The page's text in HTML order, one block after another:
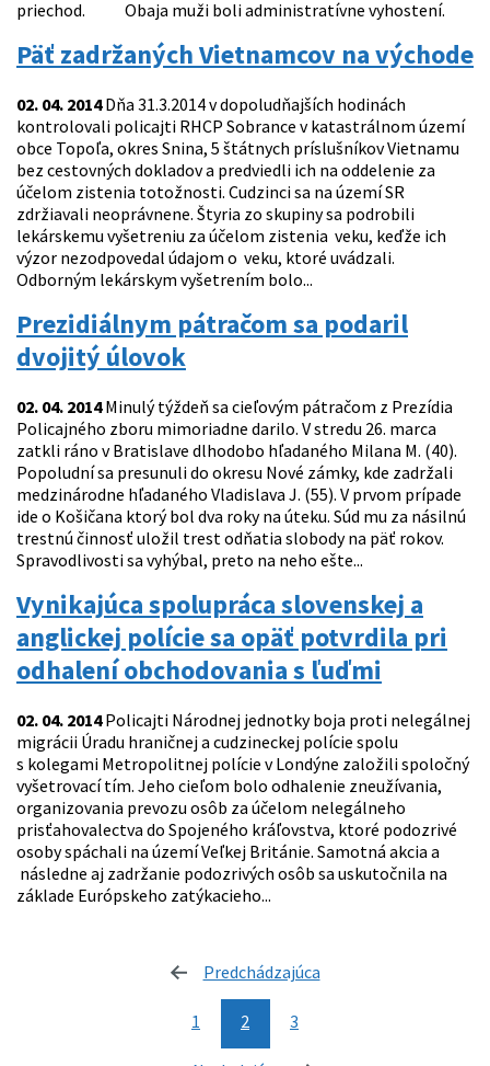
priechod. Obaja muži boli administratívne vyhostení.
Päť zadržaných Vietnamcov na východe
02. 04. 2014Dňa 31.3.2014 v dopoludňajších hodinách
kontrolovali policajti RHCP Sobrance v katastrálnom území
obce Topoľa, okres Snina, 5 štátnych príslušníkov Vietnamu
bez cestovných dokladov a predviedli ich na oddelenie za
účelom zistenia totožnosti. Cudzinci sa na území SR
zdržiavali neoprávnene. Štyria zo skupiny sa podrobili
lekárskemu vyšetreniu za účelom zistenia veku, keďže ich
výzor nezodpovedal údajom o veku, ktoré uvádzali.
Odborným lekárskym vyšetrením bolo...
Prezidiálnym pátračom sa podaril
dvojitý úlovok
02. 04. 2014Minulý týždeň sa cieľovým pátračom z Prezídia
Policajného zboru mimoriadne darilo. V stredu 26. marca
zatkli ráno v Bratislave dlhodobo hľadaného Milana M. (40).
Popoludní sa presunuli do okresu Nové zámky, kde zadržali
medzinárodne hľadaného Vladislava J. (55). V prvom prípade
ide o Košičana ktorý bol dva roky na úteku. Súd mu za násilnú
trestnú činnosť uložil trest odňatia slobody na päť rokov.
Spravodlivosti sa vyhýbal, preto na neho ešte...
Vynikajúca spolupráca slovenskej a
anglickej polície sa opäť potvrdila pri
odhalení obchodovania s ľuďmi
02. 04. 2014Policajti Národnej jednotky boja proti nelegálnej
migrácii Úradu hraničnej a cudzineckej polície spolu
s kolegami Metropolitnej polície v Londýne založili spoločný
vyšetrovací tím. Jeho cieľom bolo odhalenie zneužívania,
organizovania prevozu osôb za účelom nelegálneho
prisťahovalectva do Spojeného kráľovstva, ktoré podozrivé
osoby spáchali na území Veľkej Británie. Samotná akcia a
následne aj zadržanie podozrivých osôb sa uskutočnila na
základe Európskeho zatýkacieho...
Predchádzajúca
1 2 3